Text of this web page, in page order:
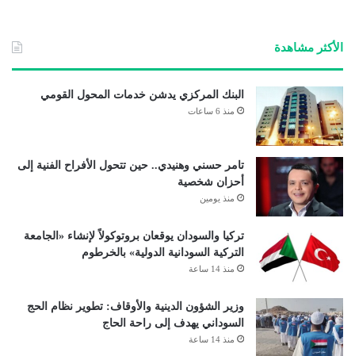
الأكثر مشاهدة
البنك المركزي يدشن خدمات المحول القومي
منذ 6 ساعات
تامر حسني وهنيدي.. حين تتحول الأفراح الفنية إلى
أحزان شخصية
منذ يومين
تركيا والسودان يوقعان بروتوكولاً لإنشاء «الجامعة
التركية السودانية الدولية» بالخرطوم
منذ 14 ساعة
وزير الشؤون الدينية والأوقاف: تطوير نظام الحج
السوداني يهدف إلى راحة الحاج
منذ 14 ساعة